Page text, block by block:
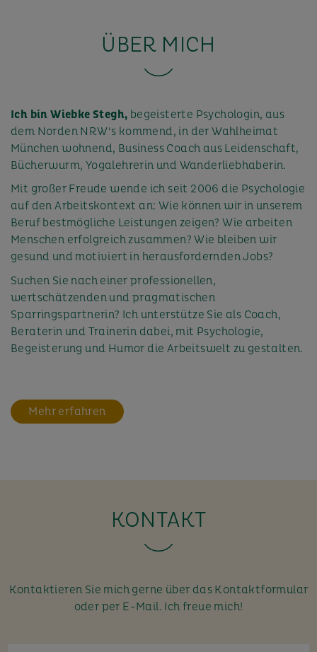
ÜBER MICH
Ich bin Wiebke Stegh, begeisterte Psychologin, aus
dem Norden NRW‘s kommend, in der Wahlheimat
München wohnend, Business Coach aus Leidenschaft,
Bücherwurm, Yogalehrerin und Wanderliebhaberin.
Mit großer Freude wende ich seit 2006 die Psychologie
auf den Arbeitskontext an: Wie können wir in unserem
Beruf bestmögliche Leistungen zeigen? Wie arbeiten
Menschen erfolgreich zusammen? Wie bleiben wir
gesund und motiviert in herausfordernden Jobs?
Suchen Sie nach einer professionellen,
wertschätzenden und pragmatischen
Sparringspartnerin? Ich unterstütze Sie als Coach,
Beraterin und Trainerin dabei, mit Psychologie,
Begeisterung und Humor die Arbeitswelt zu gestalten.
Mehr erfahren
KONTAKT
Kontaktieren Sie mich gerne über das Kontaktformular
oder per E-Mail. Ich freue mich!